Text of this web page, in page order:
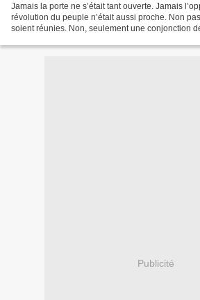
Jamais la porte ne s’était tant ouverte. Jamais
révolution du peuple n’était aussi proche. Non
soient réunies. Non, seulement une conjonction
Publicité